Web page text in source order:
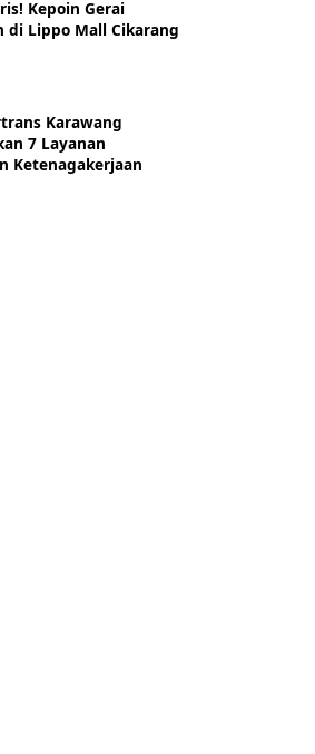
Kepoin Gerai
di Lippo Mall Cikarang
Karawang
7 Layanan
Ketenagakerjaan